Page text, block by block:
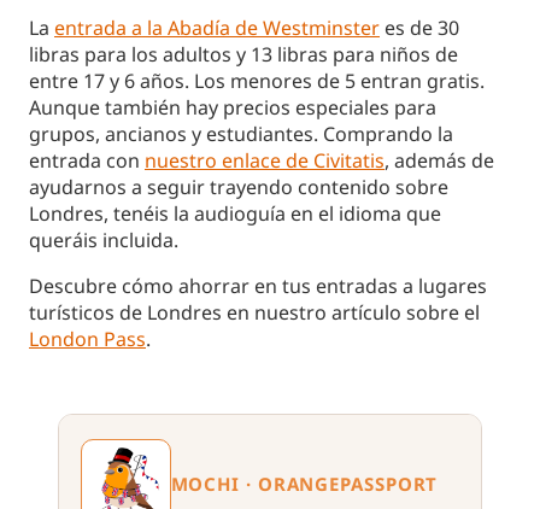
La entrada a la Abadía de Westminster es de 30
libras para los adultos y 13 libras para niños de
entre 17 y 6 años. Los menores de 5 entran gratis.
Aunque también hay precios especiales para
grupos, ancianos y estudiantes. Comprando la
entrada con nuestro enlace de Civitatis, además de
ayudarnos a seguir trayendo contenido sobre
Londres, tenéis la audioguía en el idioma que
queráis incluida.
Descubre cómo ahorrar en tus entradas a lugares
turísticos de Londres en nuestro artículo sobre el
London Pass.
MOCHI · ORANGEPASSPORT